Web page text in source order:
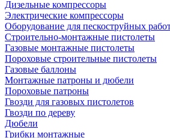
Дизельные компрессоры
Электрические компрессоры
Оборудование для пескоструйных
Строительно-монтажные пистолеты
Газовые монтажные пистолеты
Пороховые строительные пистолеты
Газовые баллоны
Монтажные патроны и дюбели
Пороховые патроны
Гвозди для газовых пистолетов
Гвозди по дереву
Дюбели
Грибки монтажные